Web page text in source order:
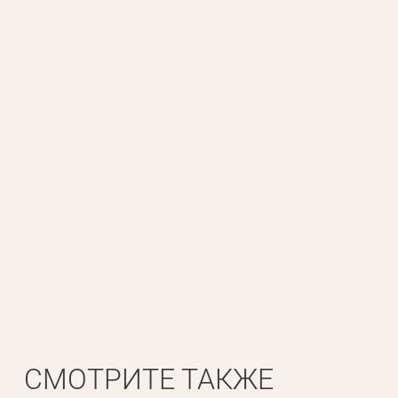
СМОТРИТЕ ТАКЖЕ
Вам